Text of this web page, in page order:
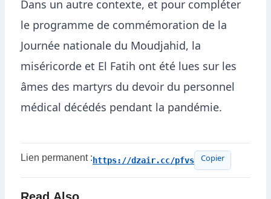
Dans un autre contexte, et pour compléter
le programme de commémoration de la
Journée nationale du Moudjahid, la
miséricorde et El Fatih ont été lues sur les
âmes des martyrs du devoir du personnel
médical décédés pendant la pandémie.
Lien permanent :https://dzair.cc/pfvs Copier